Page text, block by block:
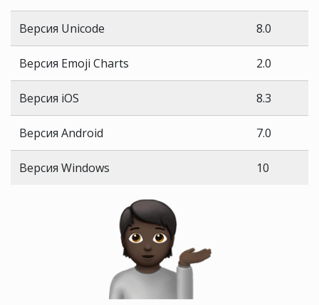
Версия Unicode 8.0
Версия Emoji Charts 2.0
Версия iOS 8.3
Версия Android 7.0
Версия Windows 10